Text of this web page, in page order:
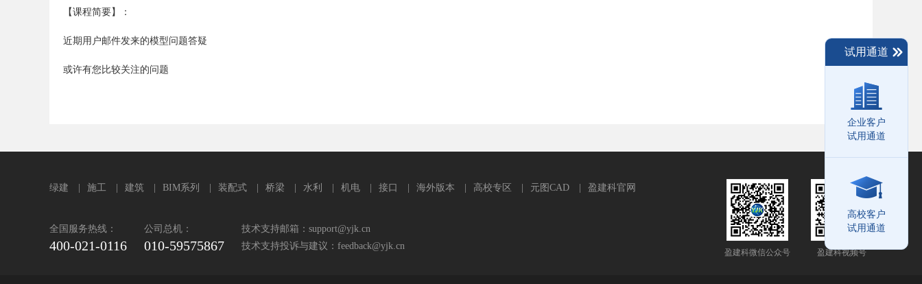
【课程简要】：
近期用户邮件发来的模型问题答疑
或许有您比较关注的问题
绿建 施工 建筑 BIM系列 装配式 桥梁 水利 机电 接口 海外版本 高校专区 元图CAD 盈建科官网
全国服务热线：
400-021-0116
公司总机：
010-59575867
技术支持邮箱：support@yjk.cn
技术支持投诉与建议：feedback@yjk.cn
盈建科微信公众号 盈建科视频号
试用通道
企业客户
试用通道
高校客户
试用通道